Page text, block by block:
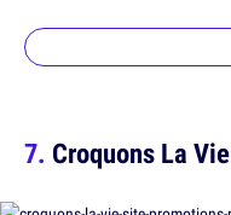
Croquons La Vie